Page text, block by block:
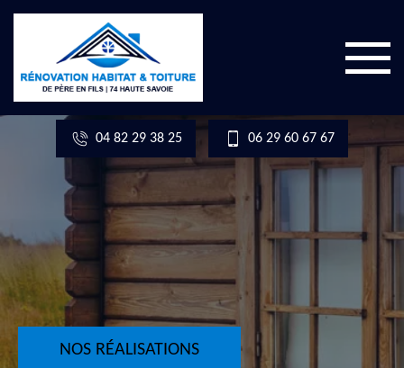
04 82 29 38 25 06 29 60 67 67
NOS RÉALISATIONS